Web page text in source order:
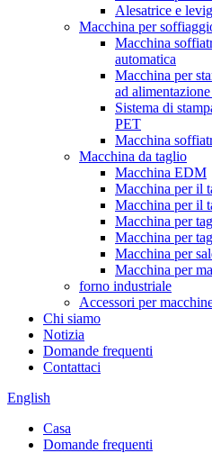
Alesatrice e
Macchina per
Macchina
automatica
Macchina per
ad
Sistema di
PET
Macchina
Macchina da taglio
Macchina EDM
Macchina per il
Macchina per il
Macchina per
Macchina per
Macchina per
Macchina per
forno industriale
Accessori per
Chi siamo
Notizia
Domande frequenti
Contattaci
English
Casa
Domande frequenti